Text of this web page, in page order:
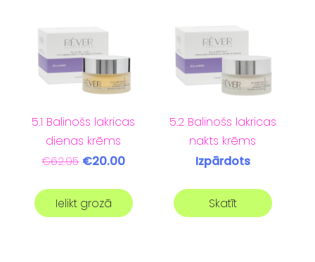
5.1 Balinošs lakricas
dienas krēms
€62.95 €20.00
Ielikt grozā
5.2 Balinošs lakricas
nakts krēms
Izpārdots
Skatīt